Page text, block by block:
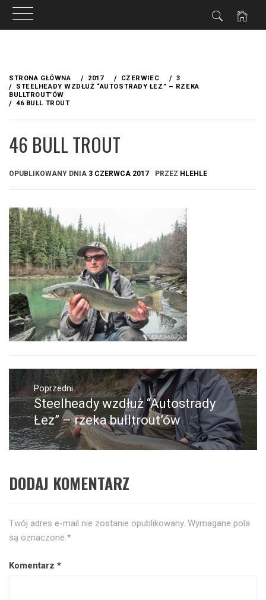
treści
STRONA GŁÓWNA 2017 CZERWIEC
3
STEELHEADY WZDŁUŻ “AUTOSTRADY ŁEZ” – RZEKA
BULLTROUT’ÓW
46 BULL TROUT
46 BULL TROUT
OPUBLIKOWANY DNIA 3 CZERWCA 2017 PRZEZ HLEHLE
Nawigacja
wpisuPoprzedni
Poprzedni
wpis:
Steelheady wzdłuż “Autostrady
Łez” – rzeka bulltrout’ów
DODAJ KOMENTARZ
Twój adres e-mail nie zostanie opublikowany. Wymagane pola
są oznaczone *
Komentarz *